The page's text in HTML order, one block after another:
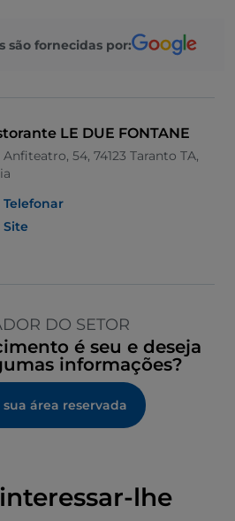
são fornecidas por:
LE DUE FONTANE
Anfiteatro, 54, 74123 Taranto TA,
Telefonar
Site
DO SETOR
é seu e deseja
informações?
sua área reservada
lhe